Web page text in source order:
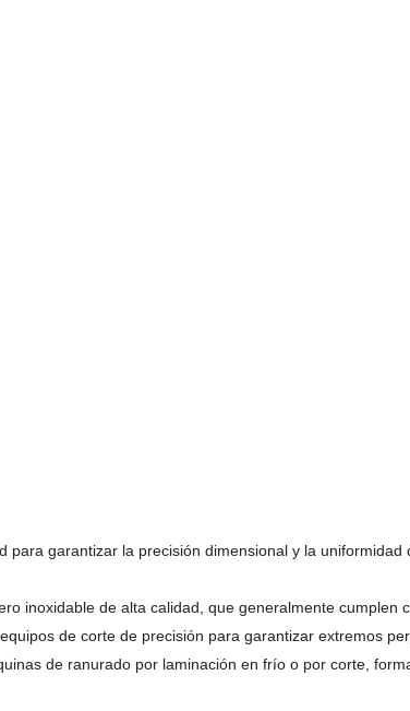
garantizar la precisión dimensional y la uniformidad
inoxidable de alta calidad, que generalmente cumplen
de corte de precisión para garantizar extremos
de ranurado por laminación en frío o por corte,